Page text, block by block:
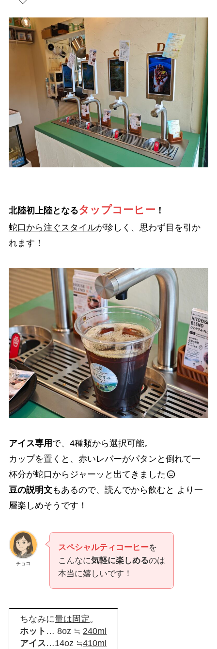
北陸初上陸となるタップコーヒー ！
蛇口から注ぐスタイルが珍しく、思わず目を引か
れます！
アイス専用 で、 4種類から選択可能。
カップを置くと、赤いレバーがパタンと倒れて一
杯分が蛇口からジャーッと出てきました
豆の説明文もあるので、読んでから飲むと より一
層楽しめそうです！
チョコ
スペシャルティコーヒーを
こんなに気軽に楽しめるのは
本当に嬉しいです！
ちなみに量は固定。
ホット … 8oz ≒ 240ml
アイス…14oz ≒410ml